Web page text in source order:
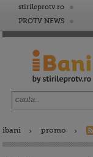
stirileprotv.ro
PROTV NEWS
ibani promo